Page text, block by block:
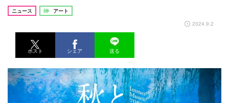
ニュース
アート
2024.9.2
ポスト シェア 送る